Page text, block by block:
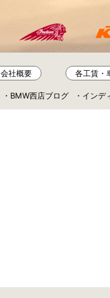
会社概要 各工賃・
BMW西店ブログ インデ